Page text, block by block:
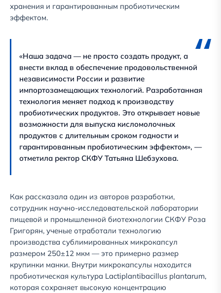
хранения и гарантированным пробиотическим
эффектом.
«Наша задача — не просто создать продукт, а
внести вклад в обеспечение продовольственной
независимости России и развитие
импортозамещающих технологий. Разработанная
технология меняет подход к производству
пробиотических продуктов. Это открывает новые
возможности для выпуска кисломолочных
продуктов с длительным сроком годности и
гарантированным пробиотическим эффектом», —
отметила ректор СКФУ Татьяна Шебзухова.
Как рассказала один из авторов разработки,
сотрудник научно-исследовательской лаборатории
пищевой и промышленной биотехнологии СКФУ Роза
Григорян, ученые отработали технологию
производства сублимированных микрокапсул
размером 250±12 мкм — это примерно размер
крупинки манки. Внутри микрокапсулы находится
пробиотическая культура Lactiplantibacillus plantarum,
которая сохраняет высокую концентрацию